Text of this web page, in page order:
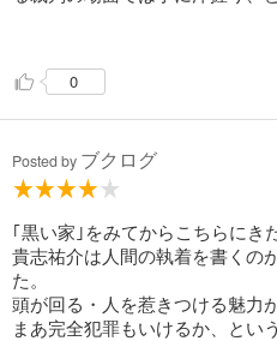
垂水さんである必要性と、そこ
0
Posted by ブクログ
｢黒い家｣をみてからこちらにき
貴志祐介は人間の執着を書くの
た。
頭が回る・人を惹きつける魅力
まあ完全犯罪もいけるか、という